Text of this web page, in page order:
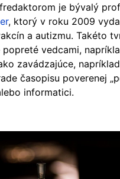
je bývalý
, ktorý v roku 2009
a autizmu. Takéto
vedcami,
zavádzajúce, napríklad
časopisu poverenej
informatici.